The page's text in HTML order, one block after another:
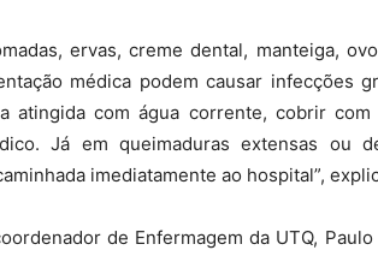
ervas, creme dental, manteiga,
médica podem causar infecções
atingida com água corrente, cobrir
Já em queimaduras extensas ou
imediatamente ao hospital”,
de Enfermagem da UTQ,